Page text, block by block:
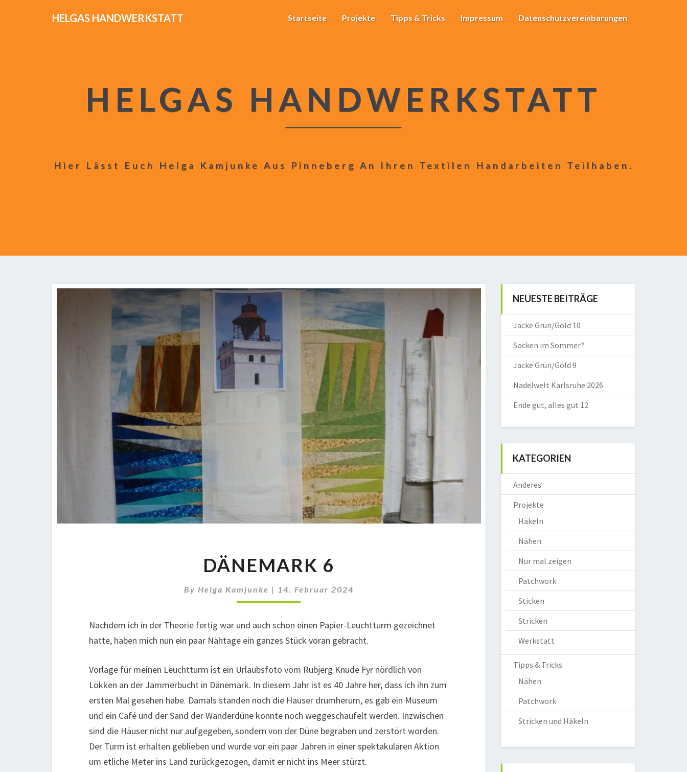
HELGAS HANDWERKSTATT Startseite Projekte Tipps & Tricks Impressum Datenschutzvereinbarungen
HELGAS HANDWERKSTATT
Hier Lässt Euch Helga Kamjunke Aus Pinneberg An Ihren Textilen Handarbeiten Teilhaben.
6
DÄNEMARK 6
By Helga Kamjunke | 14. Februar 2024
Nachdem ich in der Theorie fertig war und auch schon einen Papier-Leuchtturm gezeichnet
hatte, haben mich nun ein paar Nähtage ein ganzes Stück voran gebracht.
Vorlage für meinen Leuchtturm ist ein Urlaubsfoto vom Rubjerg Knude Fyr nördlich von
Lökken an der Jammerbucht in Dänemark. In diesem Jahr ist es 40 Jahre her, dass ich ihn zum
ersten Mal gesehen habe. Damals standen noch die Häuser drumherum, es gab ein Museum
und ein Café und der Sand der Wanderdüne konnte noch weggeschaufelt werden. Inzwischen
sind die Häuser nicht nur aufgegeben, sondern von der Düne begraben und zerstört worden.
Der Turm ist erhalten geblieben und wurde vor ein paar Jahren in einer spektakulären Aktion
um etliche Meter ins Land zurückgezogen, damit er nicht ins Meer stürzt.
NEUESTE BEITRÄGE
Jacke Grün/Gold 10
Socken im Sommer?
Jacke Grün/Gold 9
Nadelwelt Karlsruhe 2026
Ende gut, alles gut 12
KATEGORIEN
Anderes
Projekte
Häkeln
Nähen
Nur mal zeigen
Patchwork
Sticken
Stricken
Werkstatt
Tipps & Tricks
Nähen
Patchwork
Stricken und Häkeln